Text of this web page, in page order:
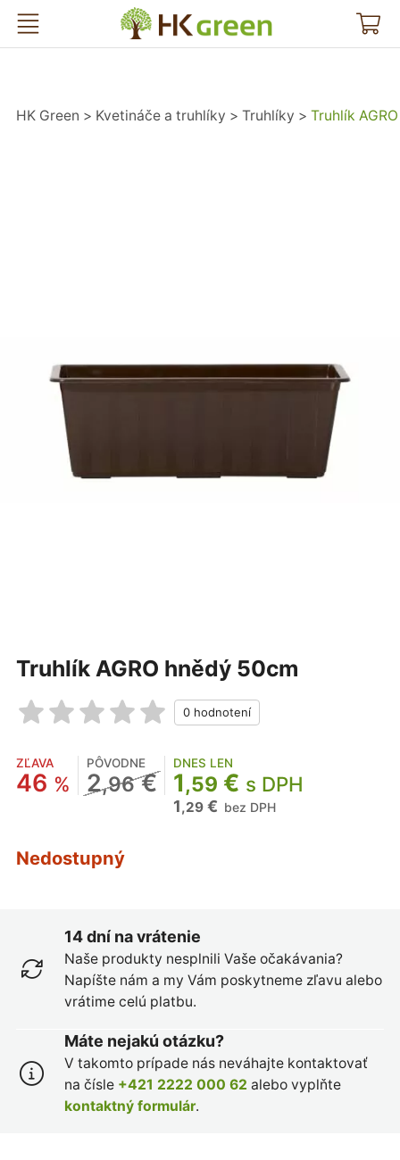
HK Green
HK Green Kvetináče a truhlíky Truhlíky Truhlík
Truhlík AGRO hnědý 50cm
ZĽAVA
46 %
PÔVODNE
2,96€
DNES LEN
1,59 € s DPH
1,29€ bez DPH
Nedostupný
14 dní na vrátenie
Naše produkty nesplnili Vaše očakávania?
Napíšte nám a my Vám poskytneme zľavu alebo
vrátime celú platbu.
Máte nejakú otázku?
V takomto prípade nás neváhajte kontaktovať
na čísle +421 2222 000 62 alebo vyplňte
kontaktný formulár.